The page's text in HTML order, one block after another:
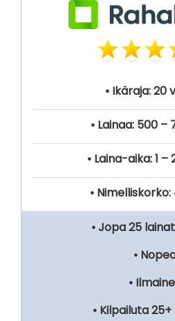
• Ikäraja: 20
• Lainaa: 500 –
• Laina-aika: 1
• Nimelliskorko:
• Jopa 25
•
•
• Kilpailuta